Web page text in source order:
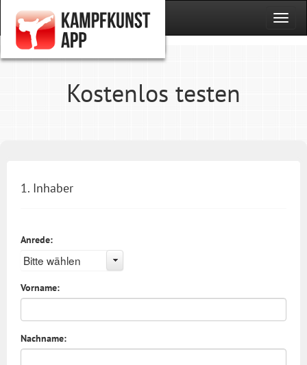
Kostenlos testen
1. Inhaber
Anrede:
Bitte wählen
Vorname:
Nachname: